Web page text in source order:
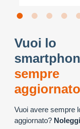
Vuoi lo
sempre
Vuoi avere sempre
aggiornato?